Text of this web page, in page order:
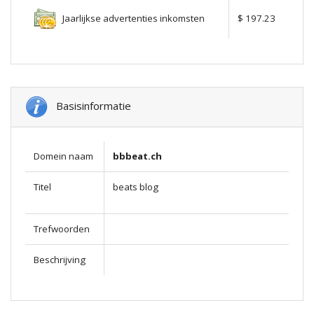
Jaarlijkse advertenties inkomsten $ 197.23
Basisinformatie
Domein naam bbbeat.ch
Titel beats blog
Trefwoorden
Beschrijving